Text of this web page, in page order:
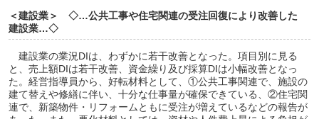
＜建設業＞ ◇…公共工事や住宅関連の受注回復により改善した
建設業…◇
建設業の業況DIは、わずかに若干改善となった。項目別に見る
と、売上額DIは若干改善、資金繰り及び採算DIは小幅改善となっ
た。経営指導員から、好転材料として、①公共工事関連で、施設の
建て替えや修繕に伴い、十分な仕事量が確保できている、②住宅関
連で、新築物件・リフォームともに受注が増えているなどの報告が